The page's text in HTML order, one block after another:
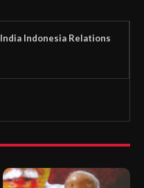
India Indonesia Relations